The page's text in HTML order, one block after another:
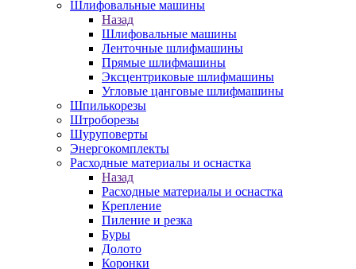
Шлифовальные машины
Назад
Шлифовальные машины
Ленточные шлифмашины
Прямые шлифмашины
Эксцентриковые шлифмашины
Угловые цанговые шлифмашины
Шпилькорезы
Штроборезы
Шуруповерты
Энергокомплекты
Расходные материалы и оснастка
Назад
Расходные материалы и оснастка
Крепление
Пиление и резка
Буры
Долото
Коронки